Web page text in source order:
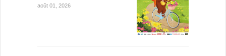
août 01, 2026